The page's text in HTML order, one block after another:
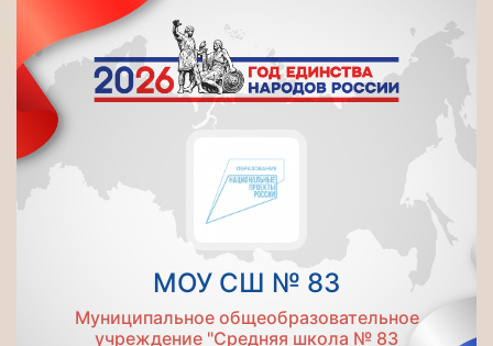
МОУ СШ № 83
Муниципальное общеобразовательное
учреждение "Средняя школа № 83